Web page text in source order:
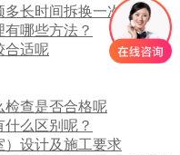
长时间拆换一次?
哪些方法？
合适呢
检查是否合格呢
么区别呢？
）设计及施工要求